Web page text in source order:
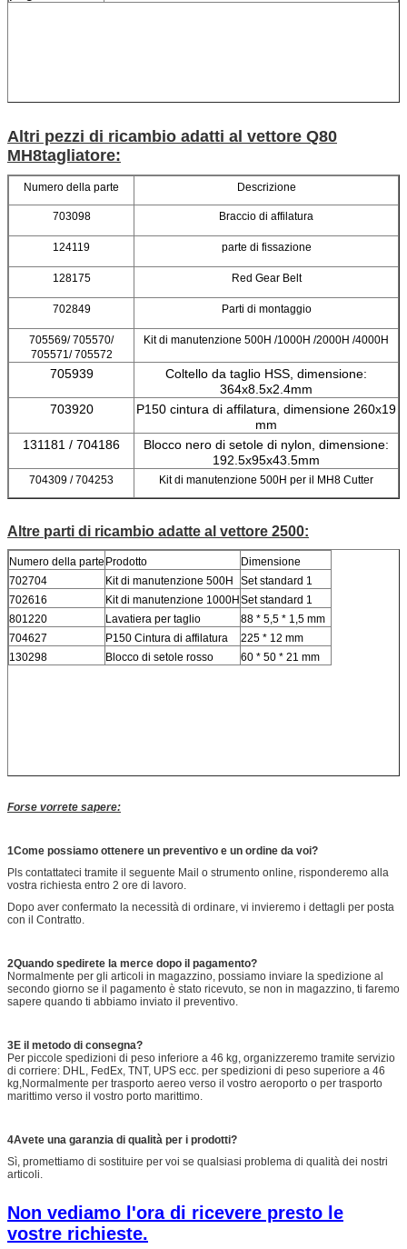
Altri pezzi di ricambio adatti al vettore Q80
MH8tagliatore:
Numero della parte Descrizione
703098 Braccio di affilatura
124119 parte di fissazione
128175 Red Gear Belt
702849 Parti di montaggio
705569/ 705570/
705571/ 705572
Kit di manutenzione 500H /1000H /2000H /4000H
705939
Coltello da taglio HSS, dimensione:
364x8.5x2.4mm
703920
P150 cintura di affilatura, dimensione 260x19
mm
131181 / 704186
Blocco nero di setole di nylon, dimensione:
192.5x95x43.5mm
704309 / 704253 Kit di manutenzione 500H per il MH8 Cutter
Altre parti di ricambio adatte al vettore 2500:
Numero della parte Prodotto
Dimensione
702704
Kit di manutenzione 500H
Set standard 1
702616
Kit di manutenzione 1000HSet standard 1
801220
Lavatiera per taglio
88 * 5,5 * 1,5 mm
704627
P150 Cintura di affilatura
225 * 12 mm
130298
Blocco di setole rosso 60 * 50 * 21 mm
Forse vorrete sapere:
1Come possiamo ottenere un preventivo e un ordine da voi?
Pls contattateci tramite il seguente Mail o strumento online, risponderemo alla
vostra richiesta entro 2 ore di lavoro.
Dopo aver confermato la necessità di ordinare, vi invieremo i dettagli per posta
con il Contratto.
2Quando spedirete la merce dopo il pagamento?
Normalmente per gli articoli in magazzino, possiamo inviare la spedizione al
secondo giorno se il pagamento è stato ricevuto, se non in magazzino, ti faremo
sapere quando ti abbiamo inviato il preventivo.
3E il metodo di consegna?
Per piccole spedizioni di peso inferiore a 46 kg, organizzeremo tramite servizio
di corriere: DHL, FedEx, TNT, UPS ecc. per spedizioni di peso superiore a 46
kg,Normalmente per trasporto aereo verso il vostro aeroporto o per trasporto
marittimo verso il vostro porto marittimo.
4Avete una garanzia di qualità per i prodotti?
Sì, promettiamo di sostituire per voi se qualsiasi problema di qualità dei nostri
articoli.
Non vediamo l'ora di ricevere presto le
vostre richieste.